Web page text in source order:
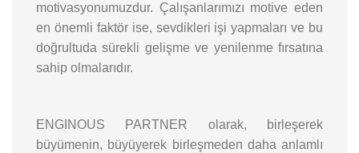
motivasyonumuzdur. Çalışanlarımızı motive eden
en önemli faktör ise, sevdikleri işi yapmaları ve bu
doğrultuda sürekli gelişme ve yenilenme fırsatına
sahip olmalarıdır.
ENGINOUS PARTNER olarak, birleşerek
büyümenin, büyüyerek birleşmeden daha anlamlı